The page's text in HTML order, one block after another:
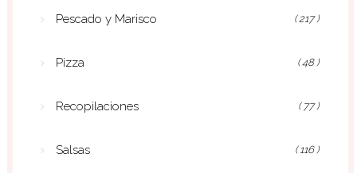
Pescado y Marisco ( 217 )
Pizza ( 48 )
Recopilaciones ( 77 )
Salsas ( 116 )